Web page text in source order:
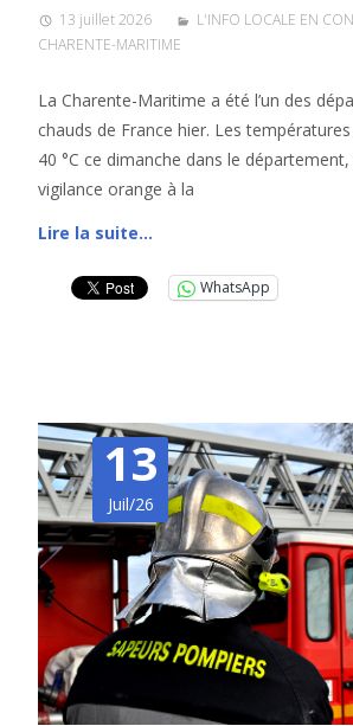
13 juillet 2026
L'INFO LOCALE EN
CHARENTE-MARITIME
La Charente-Maritime a été l’un des
chauds de France hier. Les
40 °C ce dimanche dans le
vigilance orange à la
Lire la suite…
WhatsApp
13
Juil/26